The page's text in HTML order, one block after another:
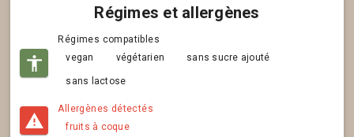
Régimes et allergènes
Régimes compatibles
vegan
végétarien sans sucre ajouté
sans lactose
Allergènes détectés
fruits à coque